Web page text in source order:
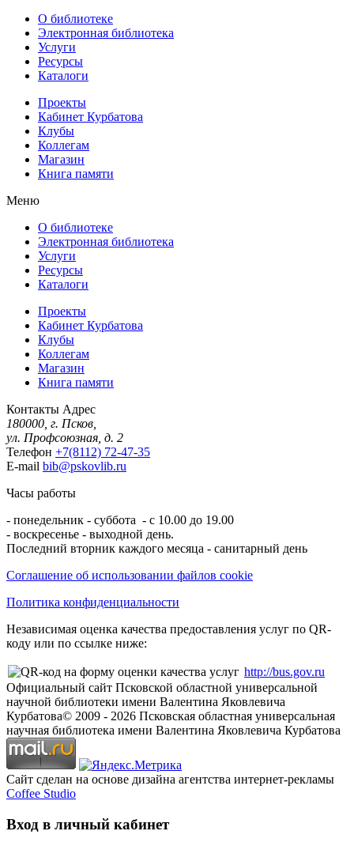
О библиотеке
Электронная библиотека
Услуги
Ресурсы
Каталоги
Проекты
Кабинет Курбатова
Клубы
Коллегам
Магазин
Книга памяти
Меню
О библиотеке
Электронная библиотека
Услуги
Ресурсы
Каталоги
Проекты
Кабинет Курбатова
Клубы
Коллегам
Магазин
Книга памяти
Контакты Адрес
180000, г. Псков,
ул. Профсоюзная, д. 2
Телефон +7(8112) 72-47-35
E-mail bib@pskovlib.ru
Часы работы
- понедельник - суббота - с 10.00 до 19.00
- воскресенье - выходной день.
Последний вторник каждого месяца - санитарный день
Соглашение об использовании файлов cookie
Политика конфиденциальности
Независимая оценка качества предоставления услуг по QR-
коду или по ссылке ниже:
http://bus.gov.ru
Официальный сайт Псковской областной универсальной
научной библиотеки имени Валентина Яковлевича
Курбатова© 2009 - 2026 Псковская областная универсальная
научная библиотека имени Валентина Яковлевича Курбатова
Сайт сделан на основе дизайна агентства интернет-рекламы
Coffee Studio
Вход в личный кабинет